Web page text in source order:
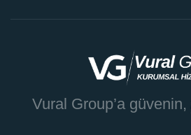
Vural Group’a güvenin,